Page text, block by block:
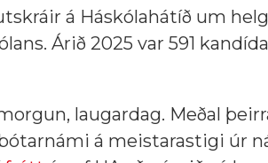
á Háskólahátíð um
Árið 2025 var 591
laugardag. Meðal
á meistarastigi úr